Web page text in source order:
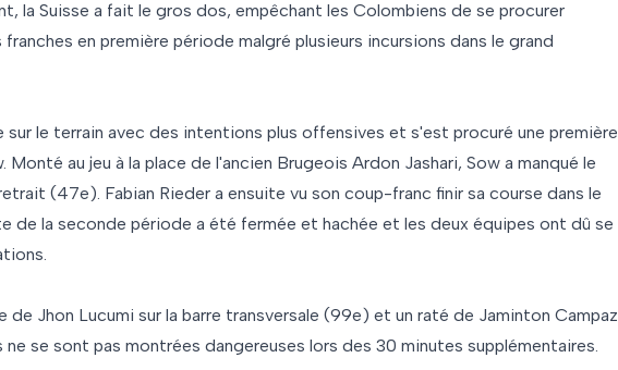
la Suisse a fait le gros dos, empêchant les Colombiens de se procurer
en première période malgré plusieurs incursions dans le grand
sur le terrain avec des intentions plus offensives et s'est procuré une première
Monté au jeu à la place de l'ancien Brugeois Ardon Jashari, Sow a manqué le
(47e). Fabian Rieder a ensuite vu son coup-franc finir sa course dans le
de la seconde période a été fermée et hachée et les deux équipes ont dû se
Jhon Lucumi sur la barre transversale (99e) et un raté de Jaminton Campaz
ne se sont pas montrées dangereuses lors des 30 minutes supplémentaires.